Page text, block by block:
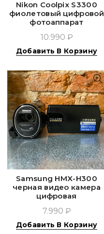
Nikon Coolpix S3300
фиолетовый цифровой
фотоаппарат
10.990 ₽
Добавить В Корзину
Samsung HMX-H300
черная видео камера
цифровая
7.990 ₽
Добавить В Корзину